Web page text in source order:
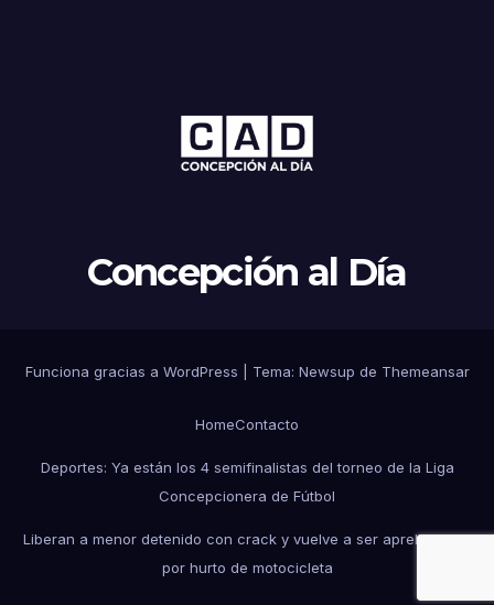
Concepción al Día
Funciona gracias a WordPress Tema: Newsup de Themeansar
HomeContacto
Deportes: Ya están los 4 semifinalistas del torneo de la Liga
Concepcionera de Fútbol
Liberan a menor detenido con crack y vuelve a ser aprehendido
por hurto de motocicleta